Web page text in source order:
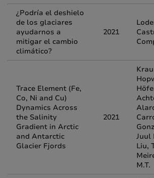
¿Podría el deshielo
de los glaciares
ayudarnos a
mitigar el cambio
climático?
2021
Trace Element (Fe,
Co, Ni and Cu)
Dynamics Across
the Salinity
Gradient in Arctic
and Antarctic
Glacier Fjords
2021
Juul
Liu,
M.T.